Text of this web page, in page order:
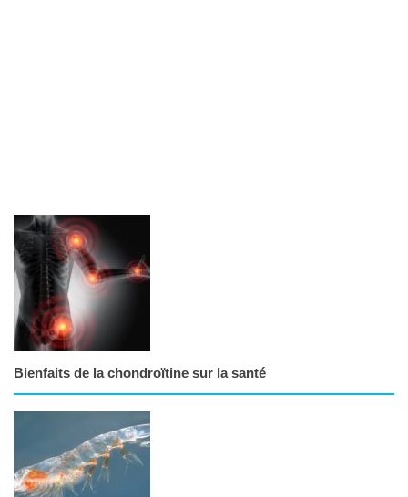
Bienfaits de la chondroïtine sur la santé